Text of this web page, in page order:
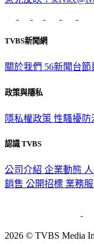
TVBS新聞網
關於我們 56新聞台節
政策與隱私
隱私權政策 性騷擾防
認識 TVBS
公司介紹 企業動態
銷售 公開招標 業務
2026 © TVBS Media